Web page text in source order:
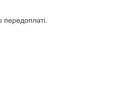
передоплаті.